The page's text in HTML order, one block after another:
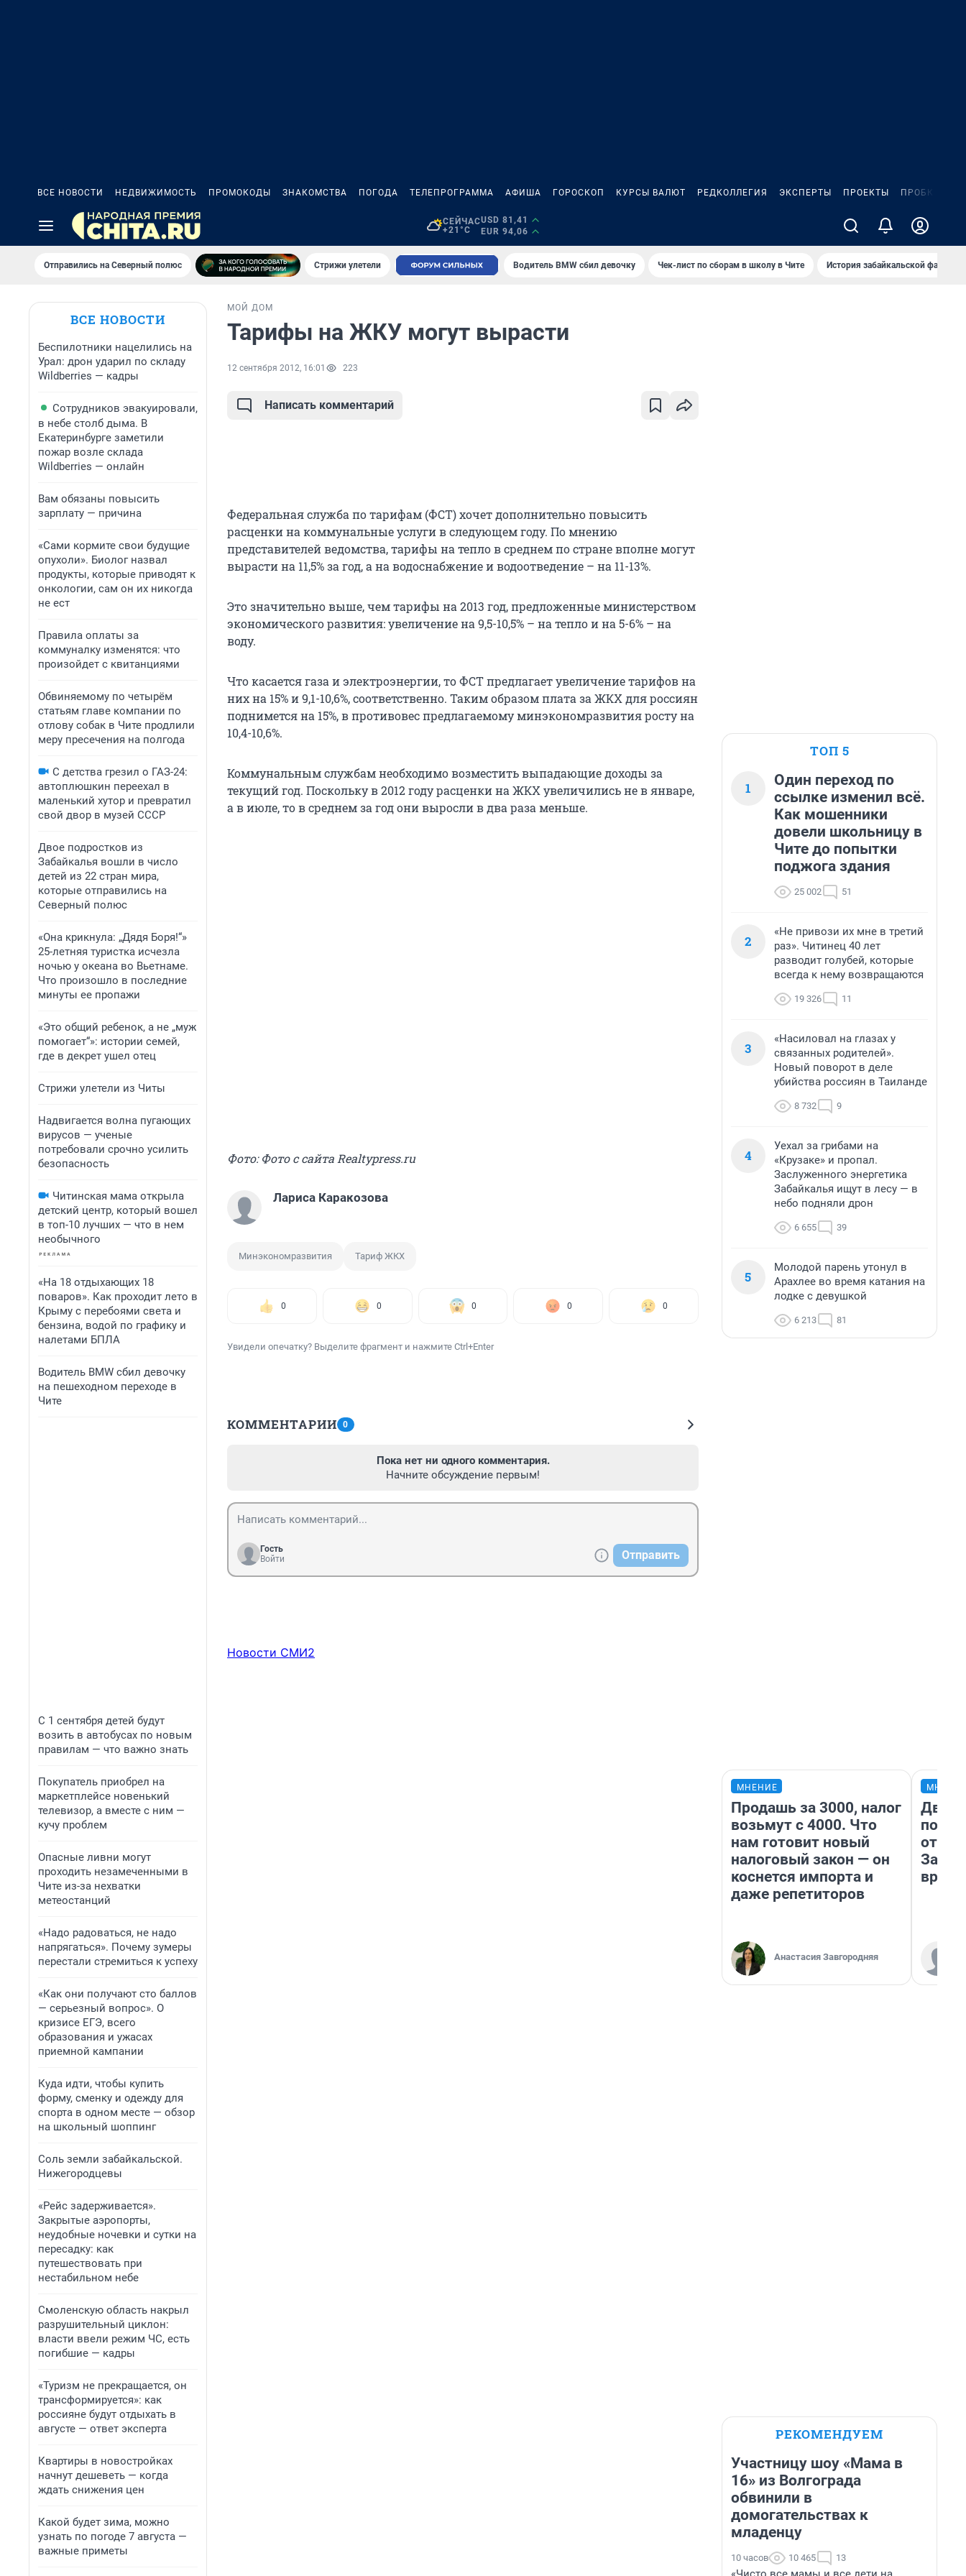
ВСЕ НОВОСТИ НЕДВИЖИМОСТЬ ПРОМОКОДЫ ЗНАКОМСТВА ПОГОДА ТЕЛЕПРОГРАММА АФИША ГОРОСКОП КУРСЫ ВАЛЮТ РЕДКОЛЛЕГИЯ ЭКСПЕРТЫ ПРОЕКТЫ ПРОБКИ
СЕЙЧАС
+21°C
USD 81,41
EUR 94,06
Отправились на Северный полюс Стрижи улетели Водитель BMW сбил девочку Чек-лист по сборам в школу в Чите История забайкальской фамилии
ВСЕ НОВОСТИ
Беспилотники нацелились на
Урал: дрон ударил по складу
Wildberries — кадры
Сотрудников эвакуировали,
в небе столб дыма. В
Екатеринбурге заметили
пожар возле склада
Wildberries — онлайн
Вам обязаны повысить
зарплату — причина
«Сами кормите свои будущие
опухоли». Биолог назвал
продукты, которые приводят к
онкологии, сам он их никогда
не ест
Правила оплаты за
коммуналку изменятся: что
произойдет с квитанциями
Обвиняемому по четырём
статьям главе компании по
отлову собак в Чите продлили
меру пресечения на полгода
С детства грезил о ГАЗ-24:
автоплюшкин переехал в
маленький хутор и превратил
свой двор в музей СССР
Двое подростков из
Забайкалья вошли в число
детей из 22 стран мира,
которые отправились на
Северный полюс
«Она крикнула: „Дядя Боря!“»
25-летняя туристка исчезла
ночью у океана во Вьетнаме.
Что произошло в последние
минуты ее пропажи
«Это общий ребенок, а не „муж
помогает“»: истории семей,
где в декрет ушел отец
Стрижи улетели из Читы
Надвигается волна пугающих
вирусов — ученые
потребовали срочно усилить
безопасность
Читинская мама открыла
детский центр, который вошел
в топ-10 лучших — что в нем
необычного
«На 18 отдыхающих 18
поваров». Как проходит лето в
Крыму с перебоями света и
бензина, водой по графику и
налетами БПЛА
Водитель BMW сбил девочку
на пешеходном переходе в
Чите
С 1 сентября детей будут
возить в автобусах по новым
правилам — что важно знать
Покупатель приобрел на
маркетплейсе новенький
телевизор, а вместе с ним —
кучу проблем
Опасные ливни могут
проходить незамеченными в
Чите из-за нехватки
метеостанций
«Надо радоваться, не надо
напрягаться». Почему зумеры
перестали стремиться к успеху
«Как они получают сто баллов
— серьезный вопрос». О
кризисе ЕГЭ, всего
образования и ужасах
приемной кампании
Куда идти, чтобы купить
форму, сменку и одежду для
спорта в одном месте — обзор
на школьный шоппинг
Соль земли забайкальской.
Нижегородцевы
«Рейс задерживается».
Закрытые аэропорты,
неудобные ночевки и сутки на
пересадку: как
путешествовать при
нестабильном небе
Смоленскую область накрыл
разрушительный циклон:
власти ввели режим ЧС, есть
погибшие — кадры
«Туризм не прекращается, он
трансформируется»: как
россияне будут отдыхать в
августе — ответ эксперта
Квартиры в новостройках
начнут дешеветь — когда
ждать снижения цен
Какой будет зима, можно
узнать по погоде 7 августа —
важные приметы
МОЙ ДОМ
Тарифы на ЖКУ могут вырасти
12 сентября 2012, 16:01 223
Написать комментарий
Федеральная служба по тарифам (ФСТ) хочет дополнительно повысить
расценки на коммунальные услуги в следующем году. По мнению
представителей ведомства, тарифы на тепло в среднем по стране вполне могут
вырасти на 11,5% за год, а на водоснабжение и водоотведение – на 11-13%.
Это значительно выше, чем тарифы на 2013 год, предложенные министерством
экономического развития: увеличение на 9,5-10,5% – на тепло и на 5-6% – на
воду.
Что касается газа и электроэнергии, то ФСТ предлагает увеличение тарифов на
них на 15% и 9,1-10,6%, соответственно. Таким образом плата за ЖКХ для россиян
поднимется на 15%, в противовес предлагаемому минэкономразвития росту на
10,4-10,6%.
Коммунальным службам необходимо возместить выпадающие доходы за
текущий год. Поскольку в 2012 году расценки на ЖКХ увеличились не в январе,
а в июле, то в среднем за год они выросли в два раза меньше.
Фото: Фото с сайта Realtypress.ru
Лариса Каракозова
Минэкономразвития Тариф ЖКХ
0 0 0 0 0
Увидели опечатку? Выделите фрагмент и нажмите Ctrl+Enter
КОММЕНТАРИИ 0
Пока нет ни одного комментария.
Начните обсуждение первым!
Гость
Войти
Отправить
Новости СМИ2
ТОП 5
1
Один переход по
ссылке изменил всё.
Как мошенники
довели школьницу в
Чите до попытки
поджога здания
25 002 51
2
«Не привози их мне в третий
раз». Читинец 40 лет
разводит голубей, которые
всегда к нему возвращаются
19 326 11
3
«Насиловал на глазах у
связанных родителей».
Новый поворот в деле
убийства россиян в Таиланде
8 732 9
4
Уехал за грибами на
«Крузаке» и пропал.
Заслуженного энергетика
Забайкалья ищут в лесу — в
небо подняли дрон
6 655 39
5
Молодой парень утонул в
Арахлее во время катания на
лодке с девушкой
6 213 81
МНЕНИЕ
Продашь за 3000, налог
возьмут с 4000. Что
нам готовит новый
налоговый закон — он
коснется импорта и
даже репетиторов
Анастасия Завгородняя
Два
от
РЕКОМЕНДУЕМ
Участницу шоу «Мама в
16» из Волгограда
обвинили в
домогательствах к
младенцу
10 часов 10 465 13